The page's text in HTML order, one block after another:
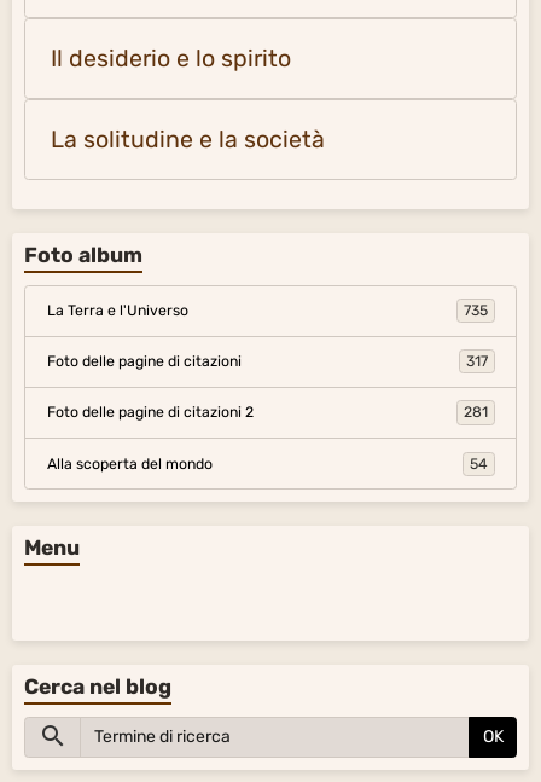
Il desiderio e lo spirito
La solitudine e la società
Foto album
La Terra e l'Universo 735
Foto delle pagine di citazioni 317
Foto delle pagine di citazioni 2 281
Alla scoperta del mondo 54
Menu
Cerca nel blog
OK